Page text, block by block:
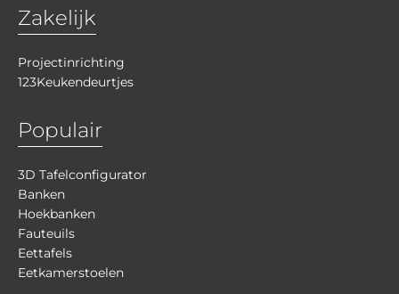
Zakelijk
Projectinrichting
123Keukendeurtjes
Populair
3D Tafelconfigurator
Banken
Hoekbanken
Fauteuils
Eettafels
Eetkamerstoelen